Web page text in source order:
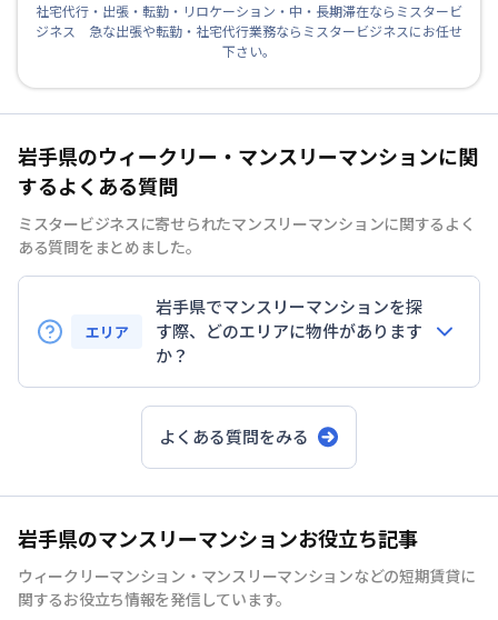
社宅代行・出張・転勤・リロケーション・中・長期滞在ならミスタービ
ジネス 急な出張や転勤・社宅代行業務ならミスタービジネスにお任せ
下さい。
岩手県のウィークリー・マンスリーマンションに関
するよくある質問
ミスタービジネスに寄せられたマンスリーマンションに関するよく
ある質問をまとめました。
エリア
岩手県でマンスリーマンションを探
す際、どのエリアに物件があります
か？
盛岡市
盛岡駅周辺・大通・本町エリア
北上市・一関市・花巻市
ご希望条件に応じてお部屋を
よくある質問をみる
岩手県のマンスリーマンションお役立ち記事
ウィークリーマンション・マンスリーマンションなどの短期賃貸に
関するお役立ち情報を発信しています。